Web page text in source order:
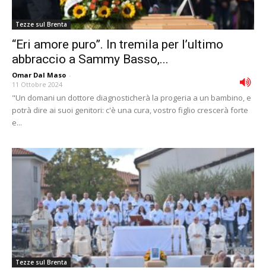
Tezze sul Brenta
“Eri amore puro”. In tremila per l’ultimo
abbraccio a Sammy Basso,...
Omar Dal Maso -
11 Ottobre 2024
"Un domani un dottore diagnosticherà la progeria a un bambino, e
potrà dire ai suoi genitori: c'è una cura, vostro figlio crescerà forte
e...
Tezze sul Brenta